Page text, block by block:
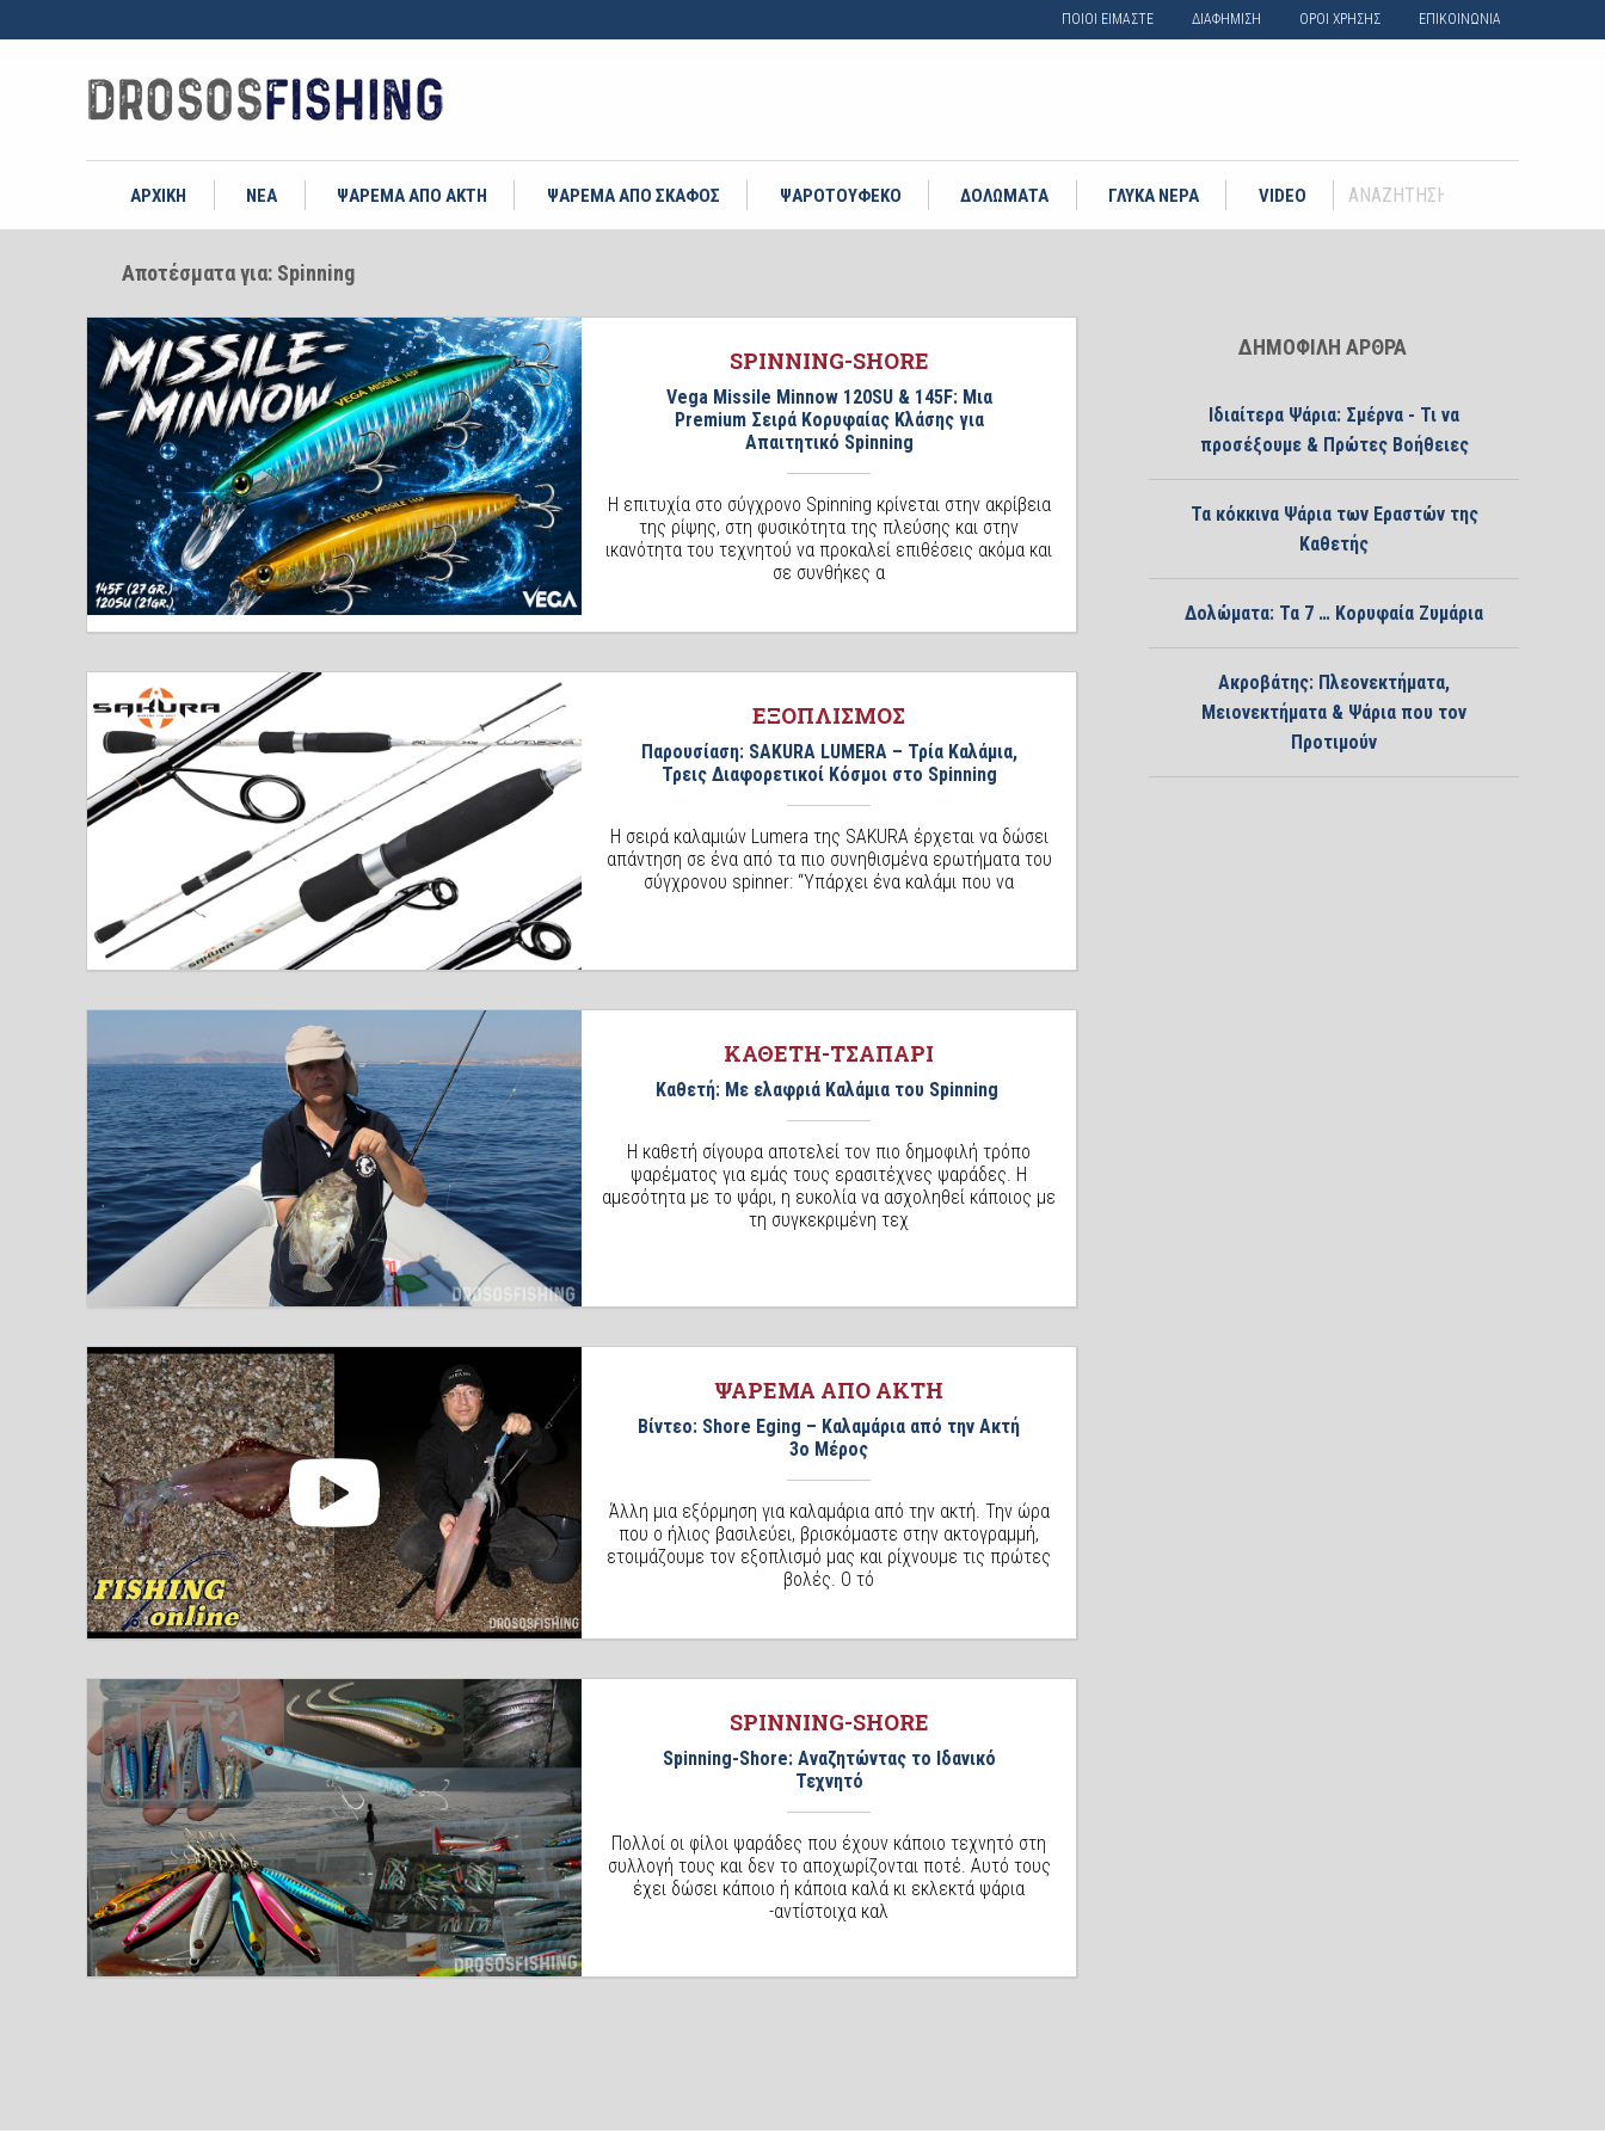
ΠΟΙΟΙ ΕΙΜΑΣΤΕ ΔΙΑΦΗΜΙΣΗ ΟΡΟΙ ΧΡΗΣΗΣ ΕΠΙΚΟΙΝΩΝΙΑ
ΑΡΧΙΚΗ ΝΕΑ ΨΑΡΕΜΑ ΑΠΟ ΑΚΤΗ ΨΑΡΕΜΑ ΑΠΟ ΣΚΑΦΟΣ ΨΑΡΟΤΟΥΦΕΚΟ ΔΟΛΩΜΑΤΑ ΓΛΥΚΑ ΝΕΡΑ VIDEO
Αποτέσματα για: Spinning
SPINNING-SHORE
Vega Missile Minnow 120SU & 145F: Μια
Premium Σειρά Κορυφαίας Κλάσης για
Απαιτητικό Spinning
Η επιτυχία στο σύγχρονο Spinning κρίνεται στην ακρίβεια
της ρίψης, στη φυσικότητα της πλεύσης και στην
ικανότητα του τεχνητού να προκαλεί επιθέσεις ακόμα και
σε συνθήκες α
ΕΞΟΠΛΙΣΜΟΣ
Παρουσίαση: SAKURA LUMERA – Τρία Καλάμια,
Τρεις Διαφορετικοί Κόσμοι στο Spinning
Η σειρά καλαμιών Lumera της SAKURA έρχεται να δώσει
απάντηση σε ένα από τα πιο συνηθισμένα ερωτήματα του
σύγχρονου spinner: “Υπάρχει ένα καλάμι που να
ΚΑΘΕΤΗ-ΤΣΑΠΑΡΙ
Καθετή: Με ελαφριά Καλάμια του Spinning
Η καθετή σίγουρα αποτελεί τον πιο δημοφιλή τρόπο
ψαρέματος για εμάς τους ερασιτέχνες ψαράδες. Η
αμεσότητα με το ψάρι, η ευκολία να ασχοληθεί κάποιος με
τη συγκεκριμένη τεχ
ΨΑΡΕΜΑ ΑΠΟ ΑΚΤΗ
Βίντεο: Shore Eging – Καλαμάρια από την Ακτή
3ο Μέρος
Άλλη μια εξόρμηση για καλαμάρια από την ακτή. Την ώρα
που ο ήλιος βασιλεύει, βρισκόμαστε στην ακτογραμμή,
ετοιμάζουμε τον εξοπλισμό μας και ρίχνουμε τις πρώτες
βολές. Ο τό
SPINNING-SHORE
Spinning-Shore: Αναζητώντας το Ιδανικό
Τεχνητό
Πολλοί οι φίλοι ψαράδες που έχουν κάποιο τεχνητό στη
συλλογή τους και δεν το αποχωρίζονται ποτέ. Αυτό τους
έχει δώσει κάποιο ή κάποια καλά κι εκλεκτά ψάρια
-αντίστοιχα καλ
ΔΗΜΟΦΙΛΗ ΑΡΘΡΑ
Ιδιαίτερα Ψάρια: Σμέρνα - Τι να
προσέξουμε & Πρώτες Βοήθειες
Τα κόκκινα Ψάρια των Εραστών της
Καθετής
Δολώματα: Τα 7 … Κορυφαία Ζυμάρια
Ακροβάτης: Πλεονεκτήματα,
Μειονεκτήματα & Ψάρια που τον
Προτιμούν